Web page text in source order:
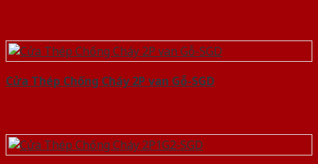
Cửa Thép Chống Cháy 2P van Gỗ-SGD